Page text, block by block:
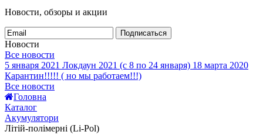
Новости, обзоры и акции
Подписаться
Новости
Все новости
5 января 2021 Локдаун 2021 (с 8 по 24 января) 18 марта 2020
Карантин!!!!! ( но мы работаем!!!)
Все новости
Головна
Каталог
Акумулятори
Літій-полімерні (Li-Pol)